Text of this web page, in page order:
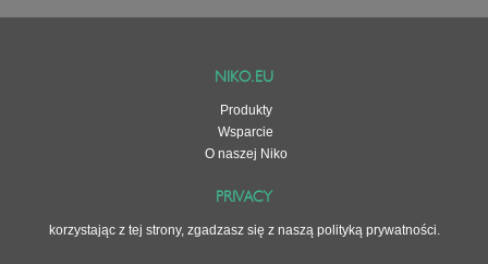
NIKO.EU
Produkty
Wsparcie
O naszej Niko
PRIVACY
korzystając z tej strony, zgadzasz się z naszą polityką prywatności